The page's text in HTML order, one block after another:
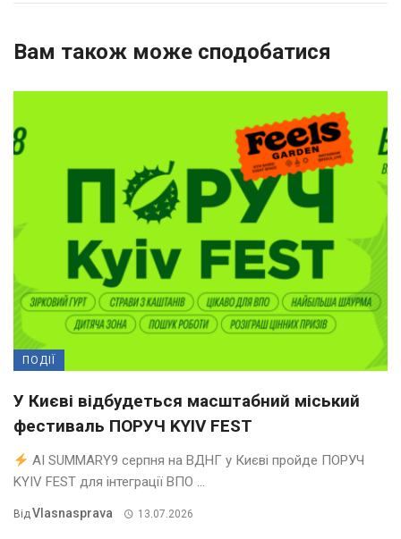
Вам також може сподобатися
ПОДІЇ
У Києві відбудеться масштабний міський
фестиваль ПОРУЧ KYIV FEST
AI SUMMARY9 серпня на ВДНГ у Києві пройде ПОРУЧ
KYIV FEST для інтеграції ВПО ...
ВідVlasnasprava 13.07.2026